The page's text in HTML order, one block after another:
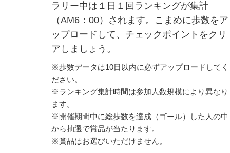
ラリー中は１日１回ランキングが集計
（AM6：00）されます。こまめに歩数をア
ップロードして、チェックポイントをクリ
アしましょう。
※歩数データは10日以内に必ずアップロードしてく
ださい。
※ランキング集計時間は参加人数規模により異なり
ます。
※開催期間中に総歩数を達成（ゴール）した人の中
から抽選で賞品が当たります。
※賞品はお選びいただけません。